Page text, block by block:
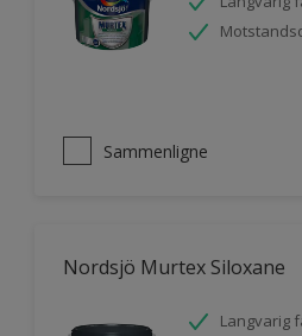
Sammenligne
Nordsjö Murtex Siloxane
Langvarig